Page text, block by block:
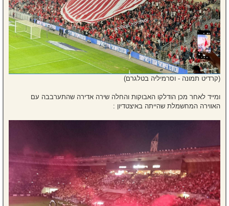
(קרדיט תמונה - וסרמיליה בטלגרם)
ומייד לאחר מכן הודלקו האבוקות והחלה שירה אדירה שהתערבבה עם
האווירה המחשמלת שהייתה באיצטדיון :